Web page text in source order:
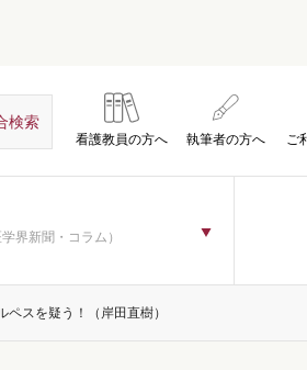
看護教員の方へ 執筆者の方へ ご
学界新聞・コラム）
スを疑う！（岸田直樹）